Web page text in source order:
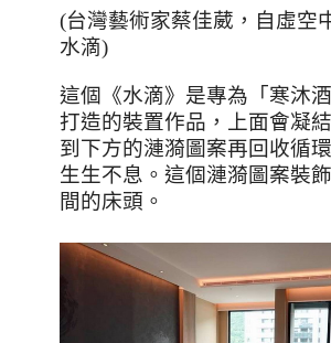
(台灣藝術家蔡佳葳，自虛空
水滴)
這個《水滴》是專為「寒沐
打造的裝置作品，上面會凝
到下方的漣漪圖案再回收循
生生不息。這個漣漪圖案裝
間的床頭。